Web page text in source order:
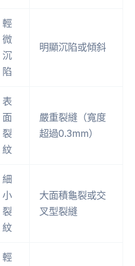
輕
微
沉
陷
明顯沉陷或傾斜
表
面
裂
紋
嚴重裂縫（寬度
超過0.3mm）
細
小
裂
紋
大面積龜裂或交
叉型裂縫
輕